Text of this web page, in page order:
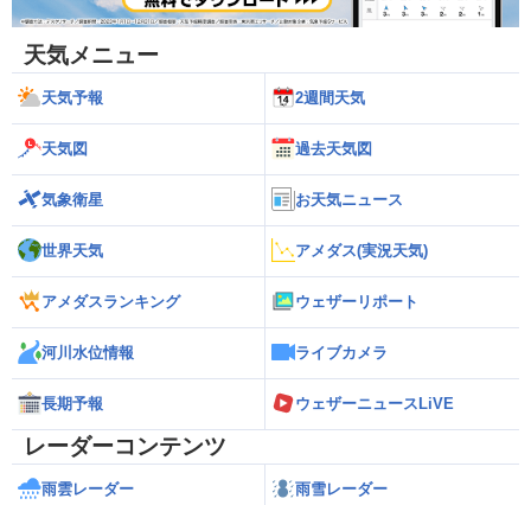
天気メニュー
天気予報 2週間天気
天気図 過去天気図
気象衛星 お天気ニュース
世界天気 アメダス(実況天気)
アメダスランキング ウェザーリポート
河川水位情報 ライブカメラ
長期予報 ウェザーニュースLiVE
レーダーコンテンツ
雨雲レーダー 雨雪レーダー